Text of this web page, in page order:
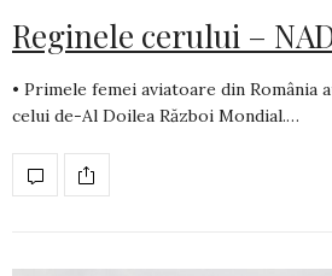
Reginele cerului –
• Primele femei aviatoare din România
celui de-Al Doilea Război Mondial.…